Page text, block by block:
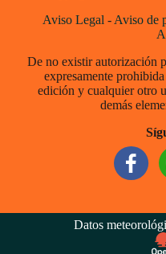
Aviso Legal - Aviso de
De no existir autorización
expresamente
edición y cualquier otro
demás
Datos